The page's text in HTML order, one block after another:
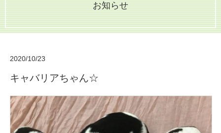
お知らせ
2020/10/23
キャバリアちゃん☆